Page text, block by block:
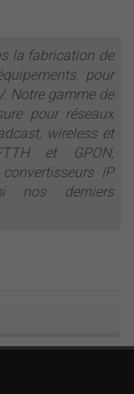
la fabrication de
pour
Notre gamme de
pour réseaux
wireless et
et GPON,
IP
nos derniers